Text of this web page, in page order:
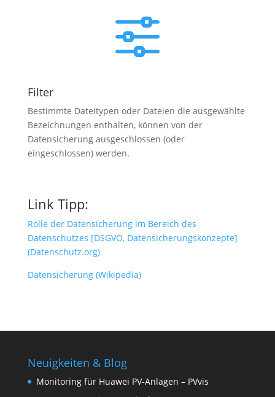
f
Filter
Bestimmte Dateitypen oder Dateien die ausgewählte
Bezeichnungen enthalten, können von der
Datensicherung ausgeschlossen (oder
eingeschlossen) werden.
Link Tipp:
Rolle der Datensicherung im Bereich des
Datenschutzes [DSGVO, Datensicherungskonzepte]
(Datenschutz.org)
Datensicherung (Wikipedia)
Neuigkeiten & Blog
Monitoring für Huawei PV-Anlagen – PVvis